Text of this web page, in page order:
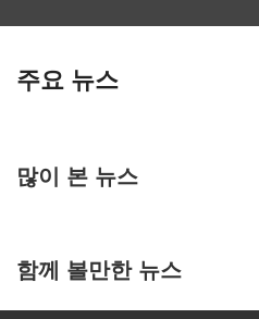
주요 뉴스
많이 본 뉴스
함께 볼만한 뉴스